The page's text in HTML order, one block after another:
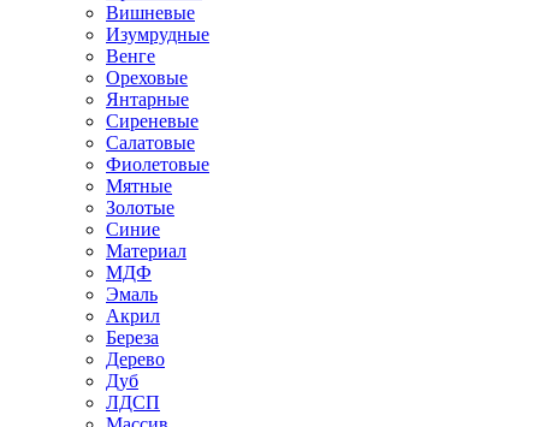
Вишневые
Изумрудные
Венге
Ореховые
Янтарные
Сиреневые
Салатовые
Фиолетовые
Мятные
Золотые
Синие
Материал
МДФ
Эмаль
Акрил
Береза
Дерево
Дуб
ЛДСП